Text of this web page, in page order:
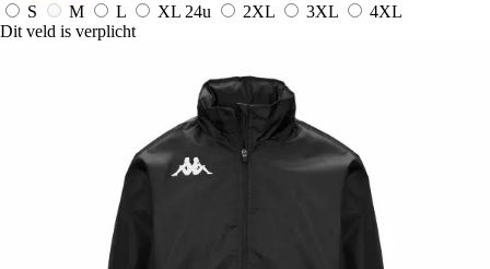
S
M L XL 24u 2XL 3XL
4XL
Dit veld is verplicht